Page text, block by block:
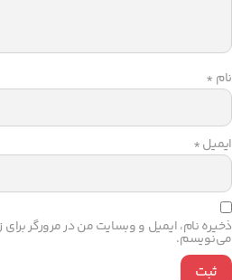
نام *
ایمیل*
ذخیره نام، ایمیل و وبسایت من در مرورگر
می‌نویسم.